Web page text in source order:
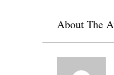
About The